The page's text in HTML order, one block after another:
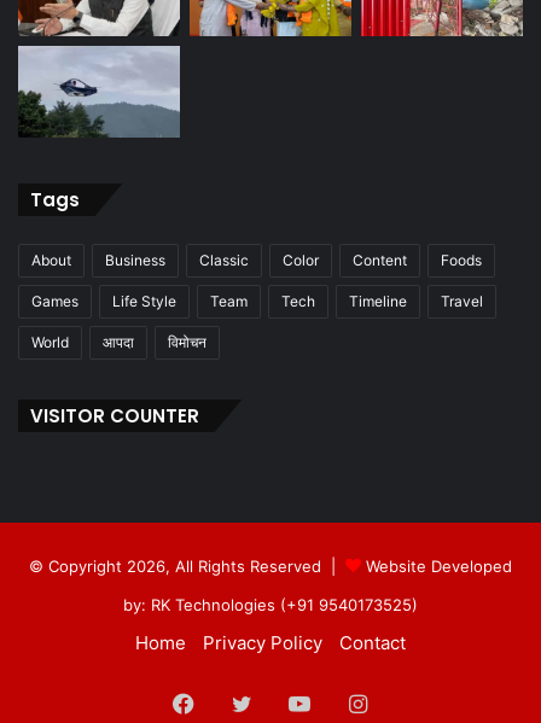
Tags
About Business Classic Color Content Foods
Games Life Style Team Tech Timeline Travel
World आपदा विमोचन
VISITOR COUNTER
© Copyright 2026, All Rights Reserved |
Website Developed
by: RK Technologies (+91 9540173525)
Home Privacy Policy Contact
Facebook
TwitterYouTubeInstagram